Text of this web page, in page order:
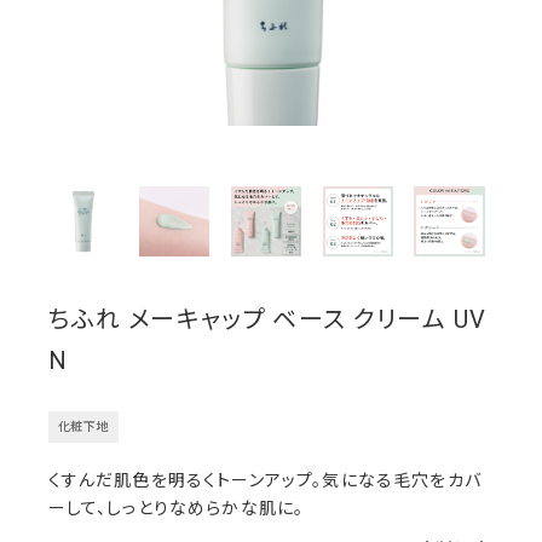
ちふれ メーキャップ ベース クリーム UV
N
化粧下地
くすんだ肌色を明るくトーンアップ。気になる毛穴をカバ
ーして、しっとりなめらかな肌に。